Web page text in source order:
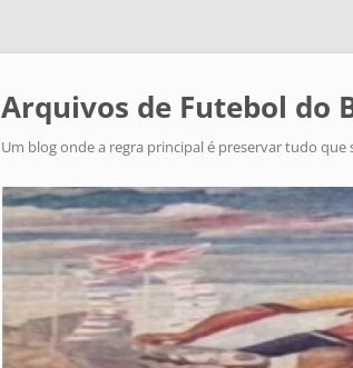
Arquivos de Futebol do
Um blog onde a regra principal é preservar tudo que